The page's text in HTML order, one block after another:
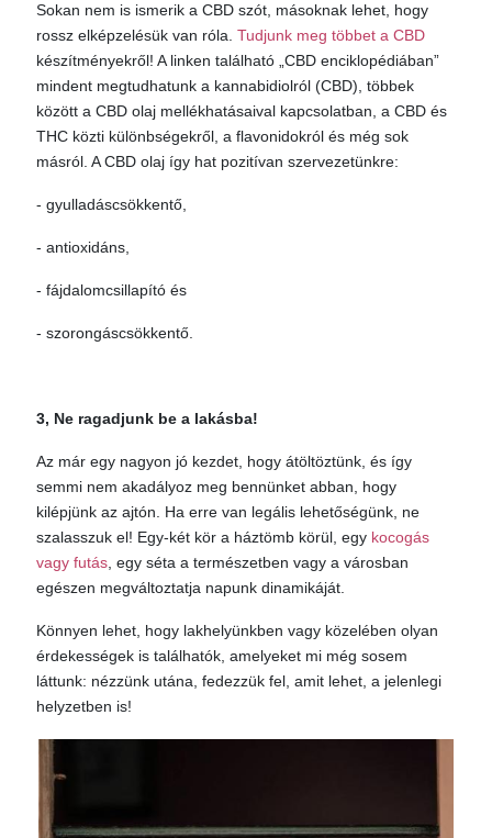
Sokan nem is ismerik a CBD szót, másoknak lehet, hogy
rossz elképzelésük van róla. Tudjunk meg többet a CBD
készítményekről! A linken található „CBD enciklopédiában”
mindent megtudhatunk a kannabidiolról (CBD), többek
között a CBD olaj mellékhatásaival kapcsolatban, a CBD és
THC közti különbségekről, a flavonidokról és még sok
másról. A CBD olaj így hat pozitívan szervezetünkre:
- gyulladáscsökkentő,
- antioxidáns,
- fájdalomcsillapító és
- szorongáscsökkentő.
3, Ne ragadjunk be a lakásba!
Az már egy nagyon jó kezdet, hogy átöltöztünk, és így
semmi nem akadályoz meg bennünket abban, hogy
kilépjünk az ajtón. Ha erre van legális lehetőségünk, ne
szalasszuk el! Egy-két kör a háztömb körül, egy kocogás
vagy futás , egy séta a természetben vagy a városban
egészen megváltoztatja napunk dinamikáját.
Könnyen lehet, hogy lakhelyünkben vagy közelében olyan
érdekességek is találhatók, amelyeket mi még sosem
láttunk: nézzünk utána, fedezzük fel, amit lehet, a jelenlegi
helyzetben is!